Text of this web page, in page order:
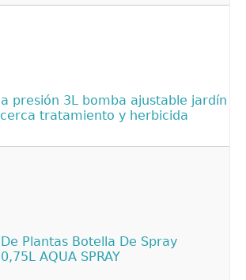
a presión 3L bomba ajustable jardín
cerca tratamiento y herbicida
De Plantas Botella De Spray
0,75L AQUA SPRAY